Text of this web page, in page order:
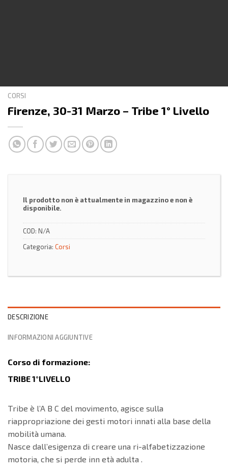
CORSI
Firenze, 30-31 Marzo – Tribe 1° Livello
Il prodotto non è attualmente in magazzino e non è
disponibile.
COD: N/A
Categoria: Corsi
DESCRIZIONE
INFORMAZIONI AGGIUNTIVE
Corso di formazione:
TRIBE 1°LIVELLO
Tribe è l’A B C del movimento, agisce sulla
riappropriazione dei gesti motori innati alla base della
mobilità umana.
Nasce dall’esigenza di creare una ri-alfabetizzazione
motoria, che si perde inn età adulta .